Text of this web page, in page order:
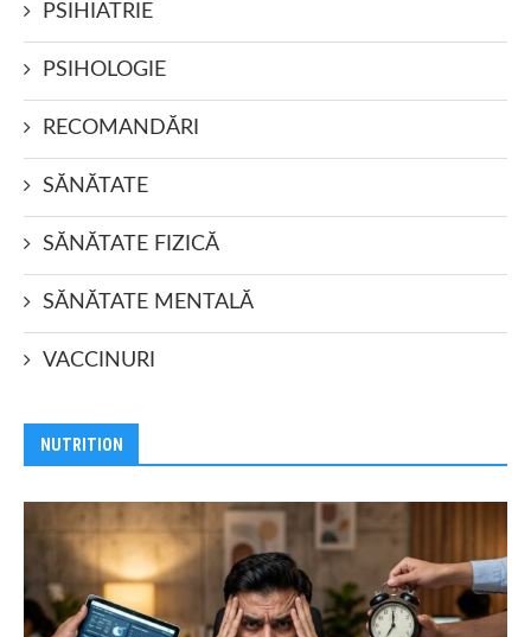
PSIHIATRIE
PSIHOLOGIE
RECOMANDĂRI
SĂNĂTATE
SĂNĂTATE FIZICĂ
SĂNĂTATE MENTALĂ
VACCINURI
NUTRITION